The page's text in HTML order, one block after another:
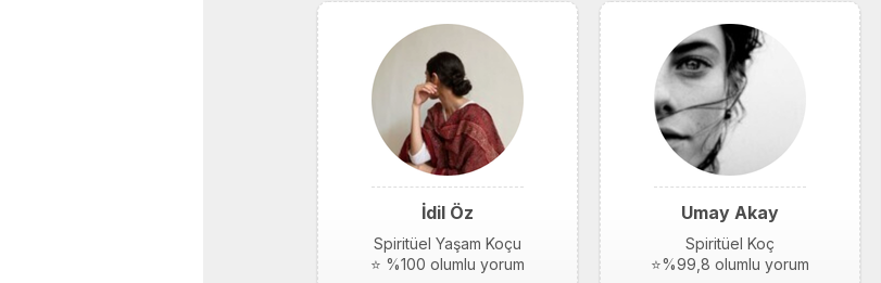
İdil Öz
Spiritüel Yaşam Koçu
⭐ %100 olumlu yorum
Umay Akay
Spiritüel Koç
⭐%99,8 olumlu yorum